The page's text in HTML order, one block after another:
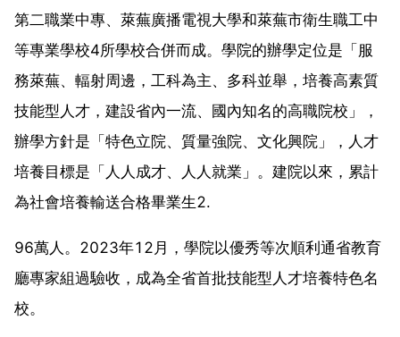
第二職業中專、萊蕪廣播電視大學和萊蕪市衛生職工中
等專業學校4所學校合併而成。學院的辦學定位是「服
務萊蕪、輻射周邊，工科為主、多科並舉，培養高素質
技能型人才，建設省內一流、國內知名的高職院校」，
辦學方針是「特色立院、質量強院、文化興院」，人才
培養目標是「人人成才、人人就業」。建院以來，累計
為社會培養輸送合格畢業生2.
96萬人。2023年12月，學院以優秀等次順利通省教育
廳專家組過驗收，成為全省首批技能型人才培養特色名
校。